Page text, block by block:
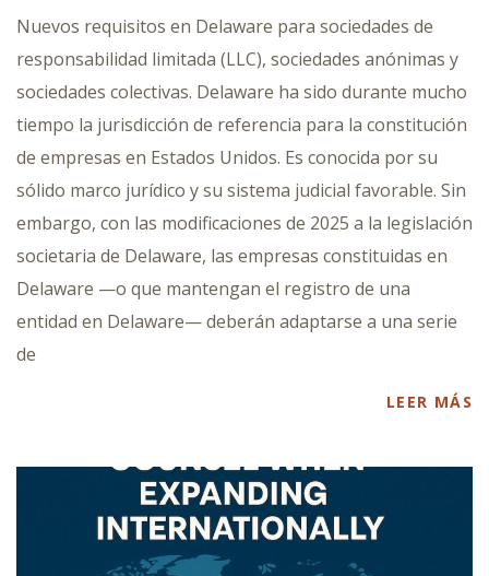
Nuevos requisitos en Delaware para sociedades de
responsabilidad limitada (LLC), sociedades anónimas y
sociedades colectivas. Delaware ha sido durante mucho
tiempo la jurisdicción de referencia para la constitución
de empresas en Estados Unidos. Es conocida por su
sólido marco jurídico y su sistema judicial favorable. Sin
embargo, con las modificaciones de 2025 a la legislación
societaria de Delaware, las empresas constituidas en
Delaware —o que mantengan el registro de una
entidad en Delaware— deberán adaptarse a una serie
de
LEER MÁS